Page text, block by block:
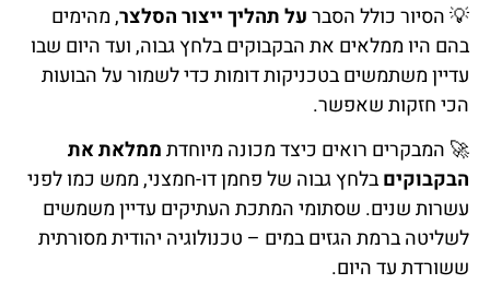
💡 הסיור כולל הסברעל תהליך ייצור הסלצר, מהימים
בהם היו ממלאים את הבקבוקים בלחץ גבוה, ועד היום שבו
עדיין משתמשים בטכניקות דומות כדי לשמור על הבועות
הכי חזקות שאפשר.
🚀 המבקרים רואים כיצד מכונה מיוחדתממלאת את
הבקבוקיםבלחץ גבוה של פחמן דו-חמצני, ממש כמו לפני
עשרות שנים. שסתומי המתכת העתיקים עדיין משמשים
לשליטה ברמת הגזים במים – טכנולוגיה יהודית מסורתית
ששורדת עד היום.